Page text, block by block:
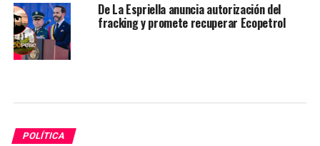
De La Espriella anuncia autorización del
fracking y promete recuperar Ecopetrol
POLÍTICA